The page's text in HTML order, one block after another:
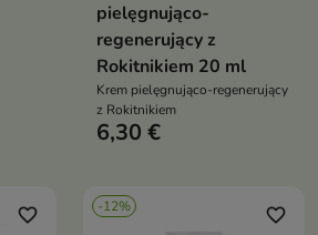
pielęgnująco-
regenerujący z
Rokitnikiem 20 ml
Krem pielęgnująco-regenerujący
z Rokitnikiem
6,30 €
favorite_border -12% favorite_border